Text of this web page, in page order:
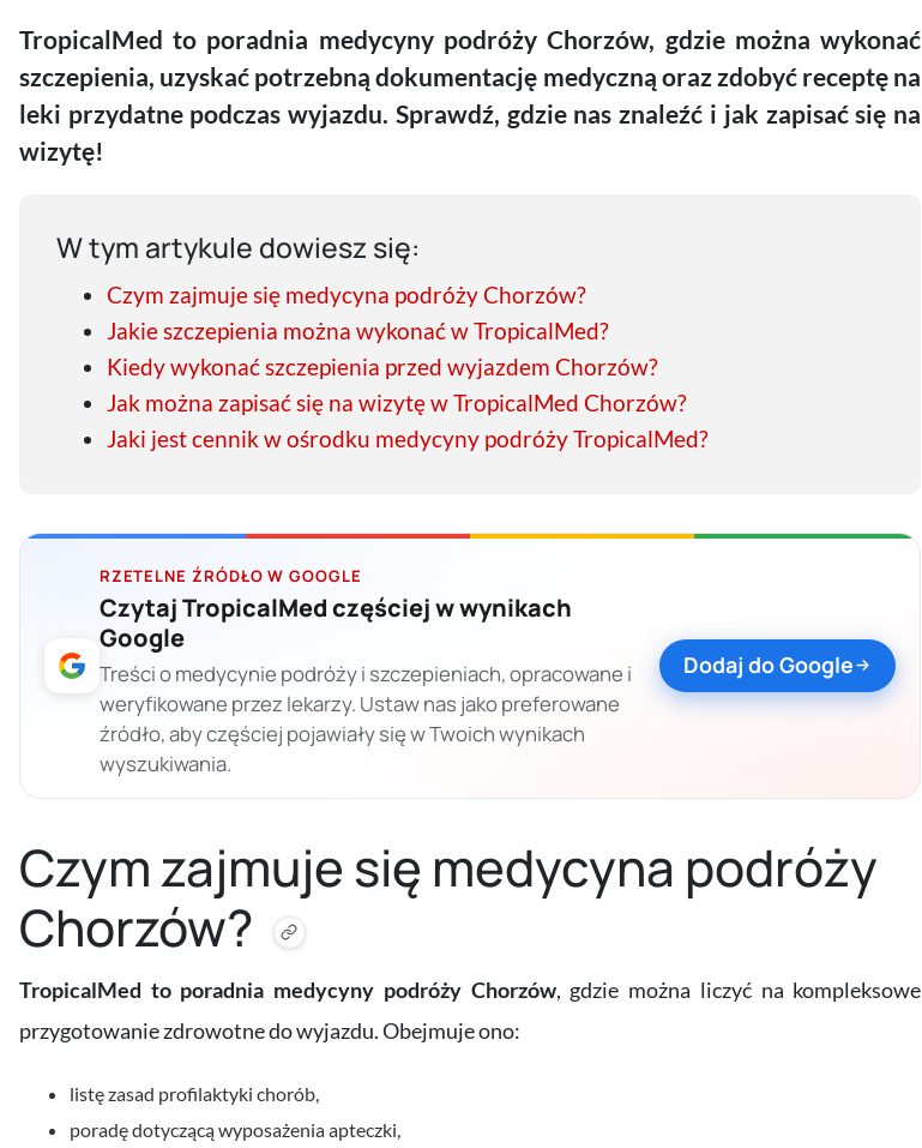
TropicalMed to poradnia medycyny podróży Chorzów, gdzie można wykonać
szczepienia, uzyskać potrzebną dokumentację medyczną oraz zdobyć receptę na
leki przydatne podczas wyjazdu. Sprawdź, gdzie nas znaleźć i jak zapisać się na
wizytę!
W tym artykule dowiesz się:
Czym zajmuje się medycyna podróży Chorzów?
Jakie szczepienia można wykonać w TropicalMed?
Kiedy wykonać szczepienia przed wyjazdem Chorzów?
Jak można zapisać się na wizytę w TropicalMed Chorzów?
Jaki jest cennik w ośrodku medycyny podróży TropicalMed?
RZETELNE ŹRÓDŁO W GOOGLE
Czytaj TropicalMed częściej w wynikach
Google
Treści o medycynie podróży i szczepieniach, opracowane i
weryfikowane przez lekarzy. Ustaw nas jako preferowane
źródło, aby częściej pojawiały się w Twoich wynikach
wyszukiwania.
Dodaj do Google
Czym zajmuje się medycyna podróży
Chorzów?
TropicalMed to poradnia medycyny podróży Chorzów, gdzie można liczyć na kompleksowe
przygotowanie zdrowotne do wyjazdu. Obejmuje ono:
listę zasad profilaktyki chorób,
poradę dotyczącą wyposażenia apteczki,